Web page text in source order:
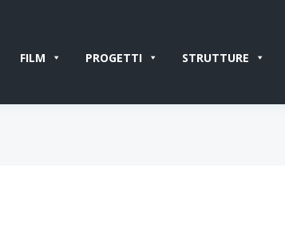
FILM PROGETTI STRUTTURE